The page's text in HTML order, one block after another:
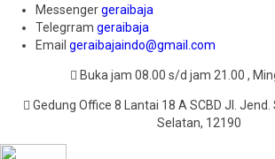
Messengergeraibaja
Telegrram geraibaja
Email geraibajaindo@gmail.com
Buka jam 08.00 s/d jam 21.00 ,
Gedung Office 8 Lantai 18 A SCBD Jl.
Selatan, 12190